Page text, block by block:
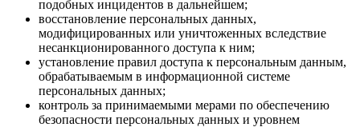
подобных инцидентов в дальнейшем;
восстановление персональных данных,
модифицированных или уничтоженных вследствие
несанкционированного доступа к ним;
установление правил доступа к персональным данным,
обрабатываемым в информационной системе
персональных данных;
контроль за принимаемыми мерами по обеспечению
безопасности персональных данных и уровнем